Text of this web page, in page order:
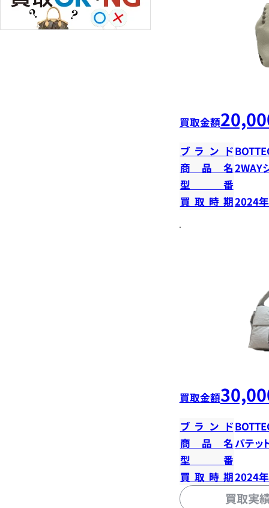
買取金額
ブランド
商品名2WAY
型番
買取時期2024
買取金額
ブランド
商品名 パテッ
型番
買取時期2024
買取実